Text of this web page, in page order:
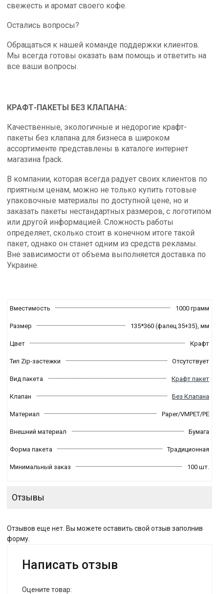
свежесть и аромат своего кофе.
Остались вопросы?
Обращаться к нашей команде поддержки клиентов.
Мы всегда готовы оказать вам помощь и ответить на
все ваши вопросы.
КРАФТ-ПАКЕТЫ БЕЗ КЛАПАНА:
Качественные, экологичные и недорогие крафт-
пакеты без клапана для бизнеса в широком
ассортименте представлены в каталоге интернет
магазина fpack.
В компании, которая всегда радует своих клиентов по
приятным ценам, можно не только купить готовые
упаковочные материалы по доступной цене, но и
заказать пакеты нестандартных размеров, с логотипом
или другой информацией. Сложность работы
определяет, сколько стоит в конечном итоге такой
пакет, однако он станет одним из средств рекламы.
Вне зависимости от объема выполняется доставка по
Украине.
Вместимость 1000 грамм
Размер 135*360 (фалец 35+35), мм
Цвет Крафт
Тип Zip-застежки Отсутствует
Вид пакета Крафт пакет
Клапан Без Клапана
Материал Paper/VMPET/PE
Внешний материал Бумага
Форма пакета Традиционная
Минимальный заказ 100 шт.
Отзывы
Отзывов еще нет. Вы можете оставить свой отзыв заполнив
форму.
Написать отзыв
Оцените товар: